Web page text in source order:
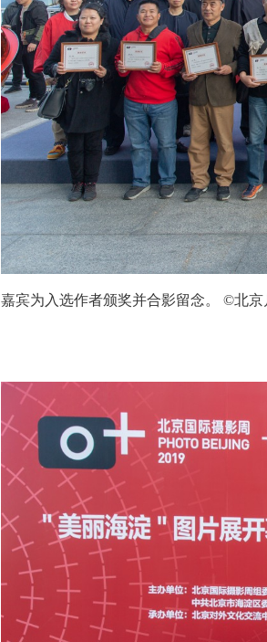
嘉宾为入选作者颁奖并合影留念。 ©北京